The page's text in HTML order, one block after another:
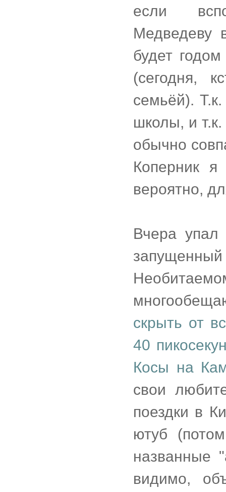
если
Медведеву
будет
(сегодня,
семьёй).
школы, и
обычно
Коперник
вероятно,
Вчера упал
скрыть от
40
Косы на
свои
поездки в
ютуб
названные
видимо,